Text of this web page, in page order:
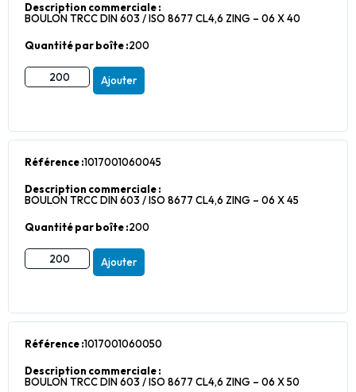
Description commerciale :
BOULON TRCC DIN 603 / ISO 8677 CL4,6 ZING – 06 X 40
Quantité par boîte :200
Ajouter
Référence :1017001060045
Description commerciale :
BOULON TRCC DIN 603 / ISO 8677 CL4,6 ZING – 06 X 45
Quantité par boîte :200
Ajouter
Référence :1017001060050
Description commerciale :
BOULON TRCC DIN 603 / ISO 8677 CL4,6 ZING – 06 X 50